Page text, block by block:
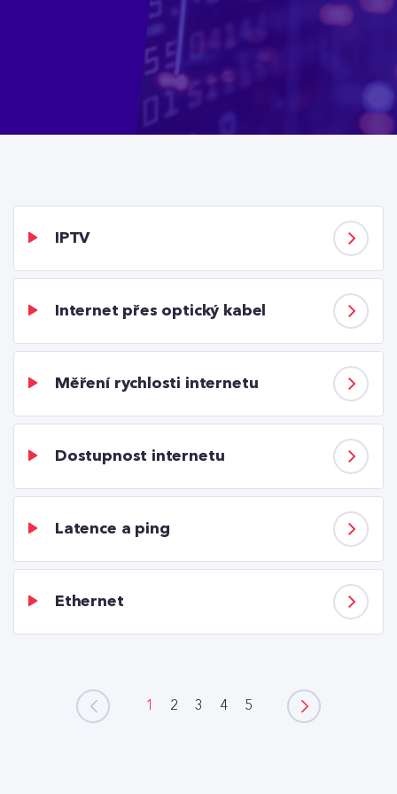
IPTV
Internet přes optický kabel
Měření rychlosti internetu
Dostupnost internetu
Latence a ping
Ethernet
1 2 3 4 5